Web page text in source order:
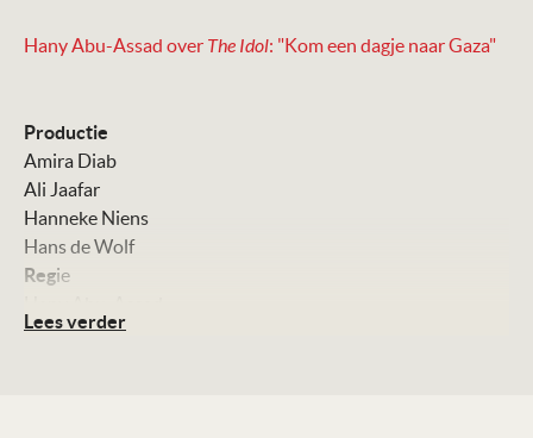
Hany Abu-Assad over The Idol: "Kom een dagje naar Gaza"
Productie
Amira Diab
Ali Jaafar
Hanneke Niens
Hans de Wolf
Regie
Scenario
Lees verder